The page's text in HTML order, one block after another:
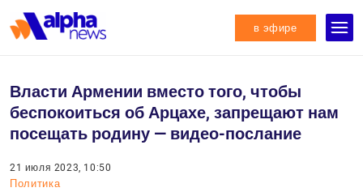
в эфире
Власти Армении вместо того, чтобы
беспокоиться об Арцахе, запрещают нам
посещать родину — видео-послание
21 июля 2023, 10:50
Политика